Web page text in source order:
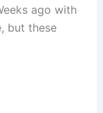
ago with
but these